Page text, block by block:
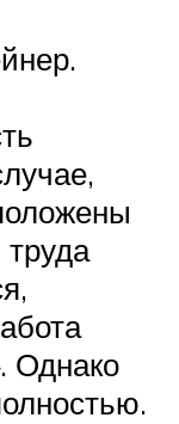
труда
Однако